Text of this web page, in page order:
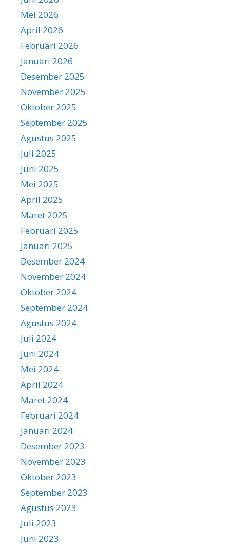
Mei 2026
April 2026
Februari 2026
Januari 2026
Desember 2025
November 2025
Oktober 2025
September 2025
Agustus 2025
Juli 2025
Juni 2025
Mei 2025
April 2025
Maret 2025
Februari 2025
Januari 2025
Desember 2024
November 2024
Oktober 2024
September 2024
Agustus 2024
Juli 2024
Juni 2024
Mei 2024
April 2024
Maret 2024
Februari 2024
Januari 2024
Desember 2023
November 2023
Oktober 2023
September 2023
Agustus 2023
Juli 2023
Juni 2023